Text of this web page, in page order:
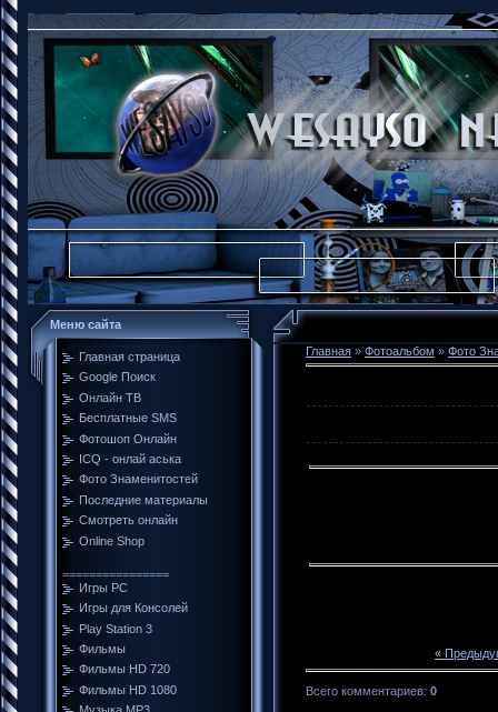
Меню сайта
Главная страница
Google Поиск
Онлайн ТВ
Бесплатные SMS
Фотошоп Онлайн
ICQ - онлай аська
Фото Знаменитостей
Последние материалы
Смотреть онлайн
Online Shop
================
Игры PC
Игры для Консолей
Play Station 3
Фильмы
Фильмы HD 720
Фильмы HD 1080
Главная » Фотоальбом » Фото
«
Всего комментариев: 0